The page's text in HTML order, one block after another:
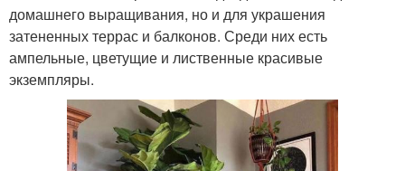
домашнего выращивания, но и для украшения
затененных террас и балконов. Среди них есть
ампельные, цветущие и лиственные красивые
экземпляры.